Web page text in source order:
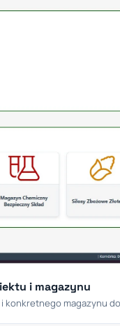
i magazynu
konkretnego magazynu